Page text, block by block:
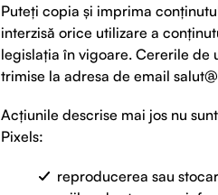
Puteți copia și imprima
interzisă orice utilizare a
legislația în vigoare. Cererile de
trimise la adresa de email
Acțiunile descrise mai jos nu
Pixels:
reproducerea sau